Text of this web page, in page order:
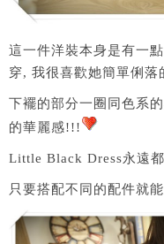
這一件洋裝本身是有一
穿, 我很喜歡她簡單俐落
下襬的部分一圈同色系
的華麗感!!!
Little Black Dress永遠
只要搭配不同的配件就